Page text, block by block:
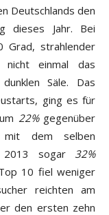
Deutschlands den
dieses Jahr. Bei
Grad, strahlender
nicht einmal das
Säle. Das
ging es für
22%gegenüber
mit dem selben
2013 sogar 32%
10 fiel weniger
reichten am
den ersten zehn